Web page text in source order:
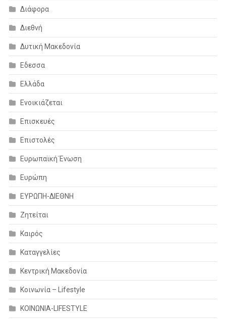
Διάφορα
Διεθνή
Δυτική Μακεδονία
Εδεσσα
Ελλάδα
Ενοικιάζεται
Επισκευές
Επιστολές
Ευρωπαϊκή Ένωση
Ευρώπη
ΕΥΡΩΠΗ-ΔΙΕΘΝΗ
Ζητείται
Καιρός
Καταγγελίες
Κεντρική Μακεδονία
Κοινωνία – Lifestyle
ΚΟΙΝΩΝΙΑ-LIFESTYLE